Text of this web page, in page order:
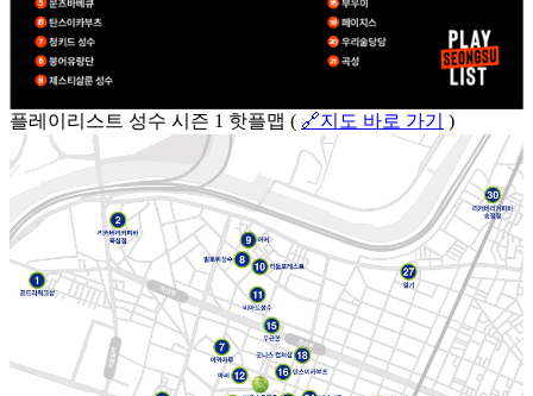
플레이리스트 성수 시즌 1 핫플맵 ( 🔗지도 바로 가기 )